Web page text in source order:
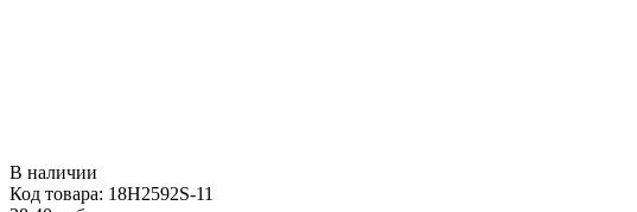
В наличии
Код товара: 18H2592S-11